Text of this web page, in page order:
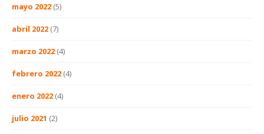
mayo 2022 (5)
abril 2022 (7)
marzo 2022 (4)
febrero 2022 (4)
enero 2022 (4)
julio 2021 (2)